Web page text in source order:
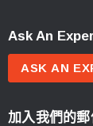
Ask An
ASK AN
加入我們的